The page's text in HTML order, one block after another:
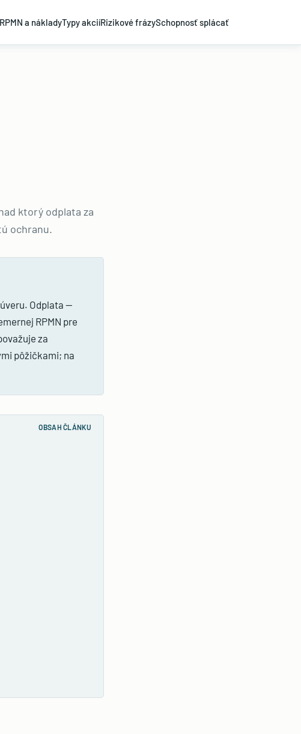
RPMN a nákladyTypy akciíRizikové frázySchopnosť splácať
ktorý odplata za
ochranu.
Odplata —
RPMN pre
za
pôžičkami; na
OBSAH ČLÁNKU